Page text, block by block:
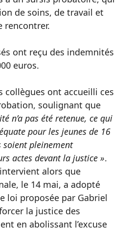
de soins, de travail et
rencontrer.
ont reçu des indemnités
euros.
collègues ont accueilli ces
soulignant que
n’a pas été retenue, ce qui
pour les jeunes de 16
soient pleinement
actes devant la justice ».
alors que
le 14 mai, a adopté
loi proposée par Gabriel
la justice des
en abolissant l’excuse